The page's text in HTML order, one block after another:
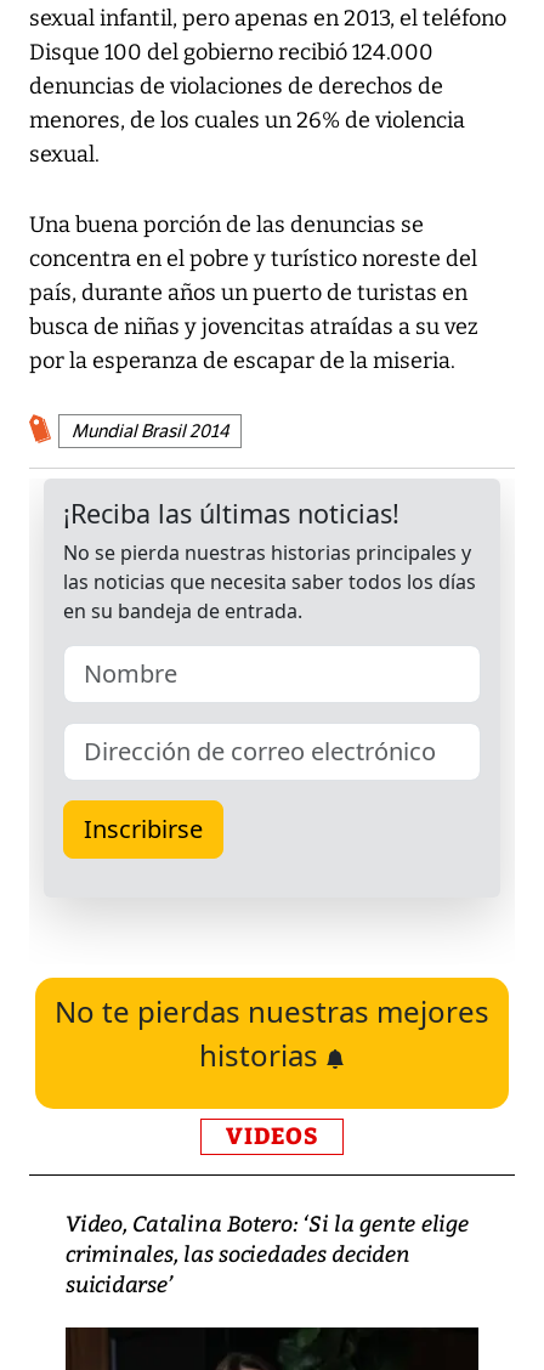
sexual infantil, pero apenas en 2013, el teléfono
Disque 100 del gobierno recibió 124.000
denuncias de violaciones de derechos de
menores, de los cuales un 26% de violencia
sexual.
Una buena porción de las denuncias se
concentra en el pobre y turístico noreste del
país, durante años un puerto de turistas en
busca de niñas y jovencitas atraídas a su vez
por la esperanza de escapar de la miseria.
Mundial Brasil 2014
No te pierdas nuestras mejores
historias
VIDEOS
Video, Catalina Botero: ‘Si la gente elige
criminales, las sociedades deciden
suicidarse’